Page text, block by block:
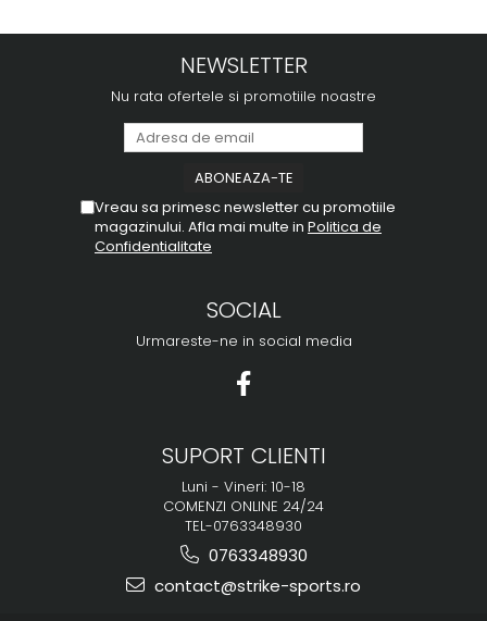
NEWSLETTER
Nu rata ofertele si promotiile noastre
Vreau sa primesc newsletter cu promotiile
magazinului. Afla mai multe in Politica de
Confidentialitate
SOCIAL
Urmareste-ne in social media
SUPORT CLIENTI
Luni - Vineri: 10-18
COMENZI ONLINE 24/24
TEL-0763348930
0763348930
contact@strike-sports.ro